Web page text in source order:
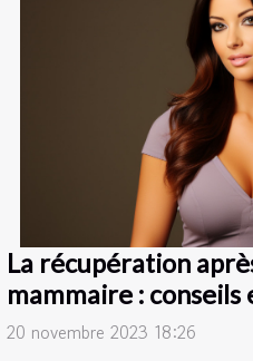
La récupération
mammaire : conseils
20 novembre 2023 18:26